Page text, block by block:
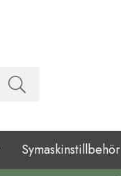
Symaskinstillbehör